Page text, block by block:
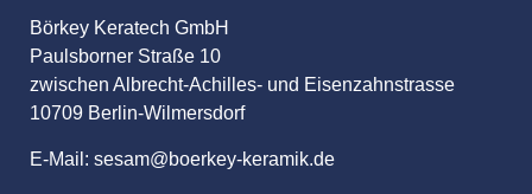
Börkey Keratech GmbH
Paulsborner Straße 10
zwischen Albrecht-Achilles- und Eisenzahnstrasse
10709 Berlin-Wilmersdorf
E-Mail: sesam@boerkey-keramik.de